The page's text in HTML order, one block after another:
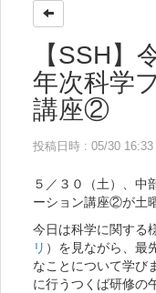
【SSH】
年次科学
講座②
投稿日時 : 05/30 16:33
５／３０（土）、中
ーション講座②が土
今日は科学に関する
リ ）を見ながら、最
なことについて学び
に行うつくば研修の